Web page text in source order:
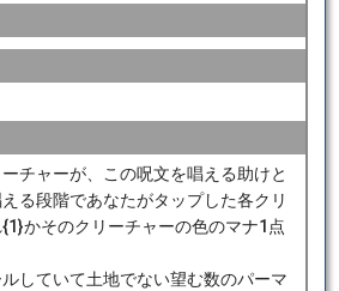
チャーが、この呪文を唱える助けと
る段階であなたがタップした各クリ
かそのクリーチャーの色のマナ1点
していて土地でない望む数のパーマ